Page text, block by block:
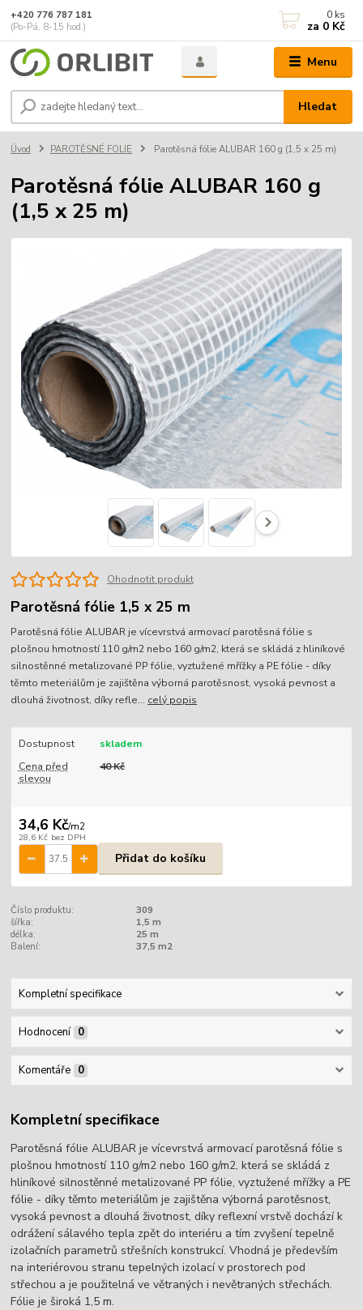
Menu
Hledat
+420 776 787 181
(Po-Pá, 8-15 hod.)
0 ks
za 0 Kč
Úvod PAROTĚSNÉ FOLIE Parotěsná fólie ALUBAR 160 g (1,5 x 25 m)
Parotěsná fólie ALUBAR 160 g
(1,5 x 25 m)
Ohodnotit produkt
Parotěsná fólie 1,5 x 25 m
Parotěsná fólie ALUBAR je vícevrstvá armovací parotěsná fólie s
plošnou hmotností 110 g/m2 nebo 160 g/m2, která se skládá z hliníkové
silnostěnné metalizované PP fólie, vyztužené mřížky a PE fólie - díky
těmto meteriálům je zajištěna výborná parotěsnost, vysoká pevnost a
dlouhá životnost, díky refle... celý popis
Dostupnost
skladem
Cena před
slevou
40 Kč
34,6 Kč/m2
28,6 Kč bez DPH
Přidat do košíku
Číslo produktu:
309
šířka:
1,5 m
délka:
25 m
Balení:
37,5 m2
Kompletní specifikace
Hodnocení 0
Komentáře 0
Kompletní specifikace
Parotěsná fólie ALUBAR je vícevrstvá armovací parotěsná fólie s
plošnou hmotností 110 g/m2 nebo 160 g/m2, která se skládá z
hliníkové silnostěnné metalizované PP fólie, vyztužené mřížky a PE
fólie - díky těmto meteriálům je zajištěna výborná parotěsnost,
vysoká pevnost a dlouhá životnost, díky reflexní vrstvě dochází k
odrážení sálavého tepla zpět do interiéru a tím zvyšení tepelně
izolačních parametrů střešních konstrukcí. Vhodná je především
na interiérovou stranu tepelných izolací v prostorech pod
střechou a je použitelná ve větraných i nevětraných střechách.
Fólie je široká 1,5 m.